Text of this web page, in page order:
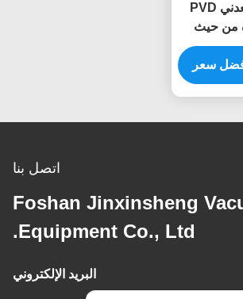
آلة الطلاء المعدني PVD
من حيث
،
سعر
اتصل بنا
Foshan Jinxinsheng
Equipment Co., Ltd.
البريد الإلكتروني